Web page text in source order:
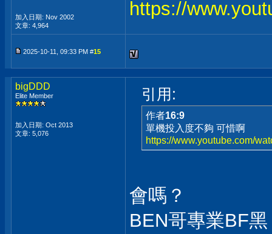
加入日期: Nov 2002
文章: 4,964
https://
2025-10-11, 09:33 PM #15
bigDDD
Elite Member
加入日期: Oct 2013
文章: 5,076
引用:
作者16:9
單機投入度不夠 可惜啊
https://www.youtube.com/
會嗎？
BEN哥專業BF黑